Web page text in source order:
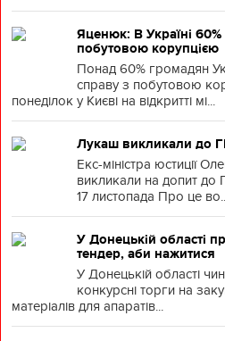
Яценюк: В Україні
побутовою корупцією
Понад 60% громадян
справу з побутовою
понеділок у Києві на відкритті мі...
Лукаш викликали до
Екс-міністра юстиції
викликали на допит до
17 листопада Про це
У Донецькій області
тендер, аби нажитися
У Донецькій області
конкурсні торги на
матеріалів для апаратів...